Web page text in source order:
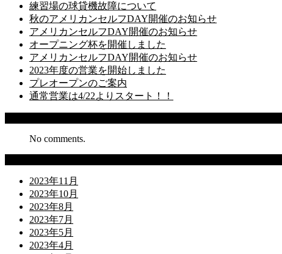
練習場の球貸機故障について
秋のアメリカンセルフDAY開催のお知らせ
アメリカンセルフDAY開催のお知らせ
オープニング杯を開催しました
アメリカンセルフDAY開催のお知らせ
2023年度の営業を開始しました
プレオープンのご案内
通常営業は4/22よりスタート！！
No comments.
2023年11月
2023年10月
2023年8月
2023年7月
2023年5月
2023年4月